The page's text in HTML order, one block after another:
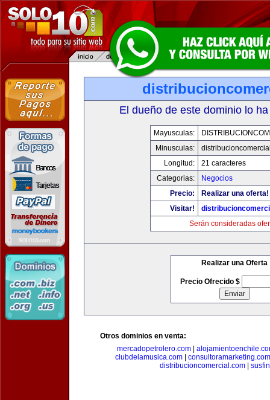
El dueño de este dominio lo
Mayusculas:
Minusculas:
Longitud:
21 caracteres
Categorias:
Negocios
Precio:
Realizar una oferta!
Visitar!
Serán consideradas
Realizar una Oferta
Precio Ofrecido $
Otros dominios en venta:
mercadopetrolero.com|
clubdelamusica.com
consultoramarketing.com
distribucioncomercial.com